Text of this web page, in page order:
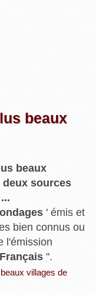
beaux
beaux
sources
' émis et
bien connus ou
l'émission
".
villages de